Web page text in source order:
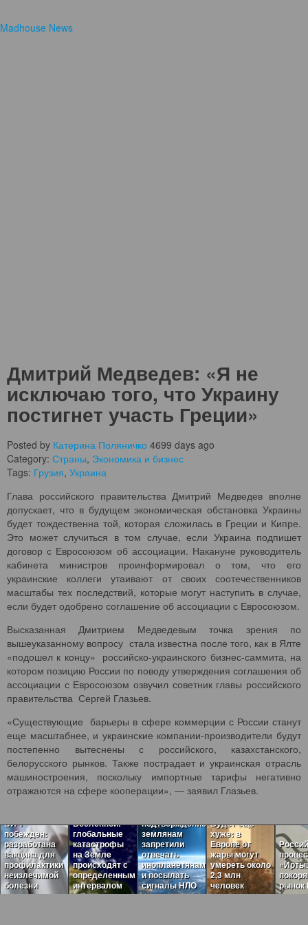
Madhouse News
Дмитрий Медведев: «Я не
исключаю того, что Украину
постигнет участь Греции»
Posted by Катерина Поляничко 4699 days ago
Category: Страны, Экономика и бизнес
Tags: Грузия, Украина
Глава российского правительства Дмитрий Медведев вполне
допускает, что в будущем экономическая обстановка Украины
будет тождественна той, которая сложилась в Греции и Кипре.
Это может случиться в том случае, если Украина подпишет
договор с Евросоюзом об ассоциации. Накануне руководитель
кабинета министров проинформировал о том, что его
украинские коллеги утаивают от своих соотечественников
масштабы тех последствий, которые могут наступить в случае,
если будет одобрено соглашение об ассоциации с Евросоюзом.
Высказанная Дмитрием Медведевым точка зрения по
вышеуказанному вопросу стала известна после того, как в Ялте
«подошел к концу» российско-украинского бизнес-саммита, на
котором позицию России по поводу утверждения соглашения об
ассоциации с Евросоюзом озвучил советник главы российского
правительства Сергей Глазьев.
«Существующие барьеры в сфере коммерции с России станут
еще масштабнее, и украинские компании-производители будут
постепенно вытеснены с российского, казахстанского,
белорусского рынков. Также пострадает и украинская отрасль
машиностроения, поскольку импортные тарифы негативно
отражаются на сфере кооперации», — заявил Глазьев.
ВИЧ
побежден:
разработана
вакцина для
профилактики
неизлечимой
болезни
Вселенной:
глобальные
катастрофы
на Земле
происходят с
определенным
интервалом
Пугающая
теория
подтверждение:
землянам
запретили
отвечать
инопланетянам
и посылать
сигналы НЛО
Будет ещё
хуже: в
Европе от
жары могут
умереть около
2,3 млн
человек